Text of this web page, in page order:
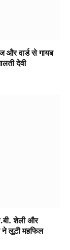
वार्ड से गायब
देवी
शेली और
ने लूटी महफिल